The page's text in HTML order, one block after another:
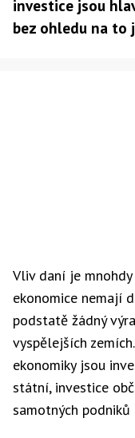
investice jsou
bez ohledu na to
Vliv daní je mnohdy
ekonomice nemají
podstatě žádný
vyspělejších
ekonomiky jsou
státní, investice
samotných